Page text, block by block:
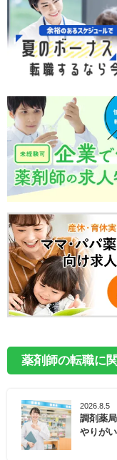
薬剤師の転職に
2026.8.5
調剤薬
やりが